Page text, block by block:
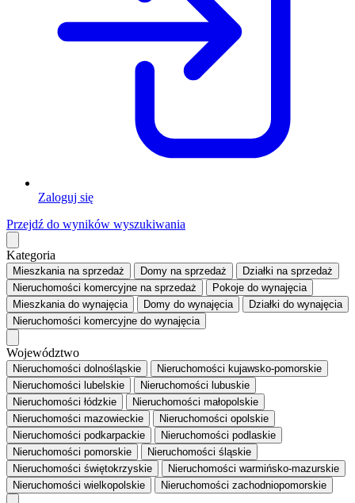
Zaloguj się
Przejdź do wyników wyszukiwania
Kategoria
Mieszkaniana sprzedaż Domy na sprzedaż Działki na sprzedaż
Nieruchomości komercyjne na sprzedaż Pokoje do wynajęcia
Mieszkaniado wynajęcia Domy do wynajęcia Działki do wynajęcia
Nieruchomości komercyjne do wynajęcia
Województwo
Nieruchomości dolnośląskie
Nieruchomości kujawsko-pomorskie
Nieruchomości lubelskie
Nieruchomości lubuskie
Nieruchomości łódzkie
Nieruchomości małopolskie
Nieruchomości mazowieckie
Nieruchomości opolskie
Nieruchomości podkarpackie
Nieruchomości podlaskie
Nieruchomości pomorskie
Nieruchomości śląskie
Nieruchomości świętokrzyskie
Nieruchomości warmińsko-mazurskie
Nieruchomości wielkopolskie
Nieruchomości zachodniopomorskie